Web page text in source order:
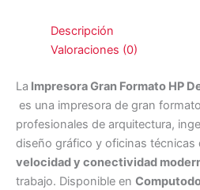
Descripción
Valoraciones (0)
La Impresora Gran Formato HP
es una impresora de gran
profesionales de arquitectura,
diseño gráfico y oficinas técnicas
velocidad y conectividad
trabajo. Disponible en